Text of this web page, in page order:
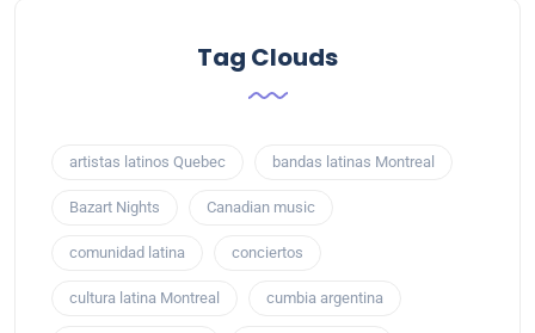
Tag Clouds
artistas latinos Quebec bandas latinas Montreal
Bazart Nights Canadian music
comunidad latina conciertos
cultura latina Montreal cumbia argentina